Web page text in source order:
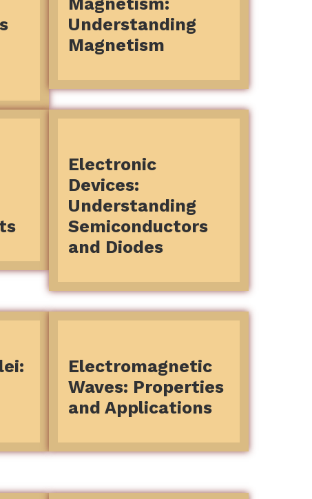
Understanding
Magnetism
Electronic
Devices:
Understanding
Semiconductors
and Diodes
Electromagnetic
Waves: Properties
and Applications